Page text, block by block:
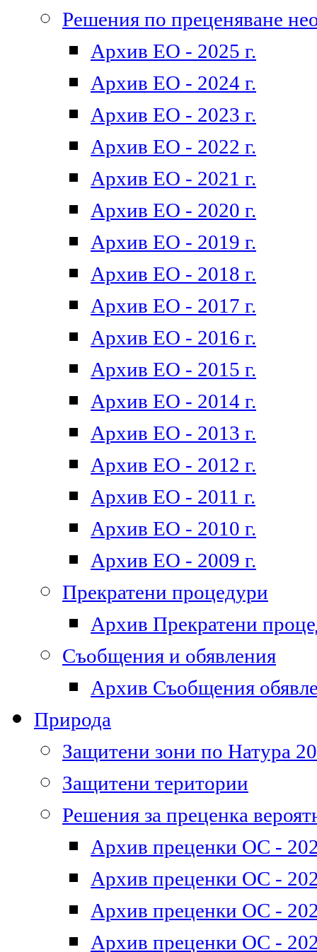
Решения по преценяване
Архив ЕО - 2025 г.
Архив ЕО - 2024 г.
Архив ЕО - 2023 г.
Архив ЕО - 2022 г.
Архив ЕО - 2021 г.
Архив ЕО - 2020 г.
Архив ЕО - 2019 г.
Архив ЕО - 2018 г.
Архив ЕО - 2017 г.
Архив ЕО - 2016 г.
Архив ЕО - 2015 г.
Архив ЕО - 2014 г.
Архив ЕО - 2013 г.
Архив ЕО - 2012 г.
Архив ЕО - 2011 г.
Архив ЕО - 2010 г.
Архив ЕО - 2009 г.
Прекратени процедури
Архив Прекратени
Съобщения и обявления
Архив Съобщения
Природа
Защитени зони по Натура
Защитени територии
Решения за преценка
Архив преценки ОС -
Архив преценки ОС -
Архив преценки ОС -
Архив преценки ОС -